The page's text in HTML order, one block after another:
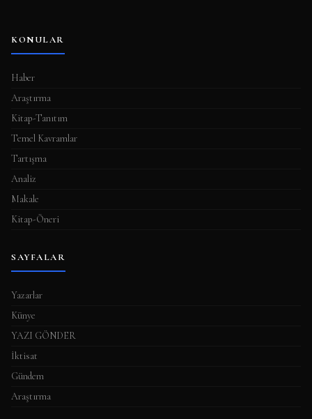
KONULAR
Haber
Araştırma
Kitap-Tanıtım
Temel Kavramlar
Tartışma
Analiz
Makale
Kitap-Öneri
SAYFALAR
Yazarlar
Künye
YAZI GÖNDER
İktisat
Gündem
Araştırma